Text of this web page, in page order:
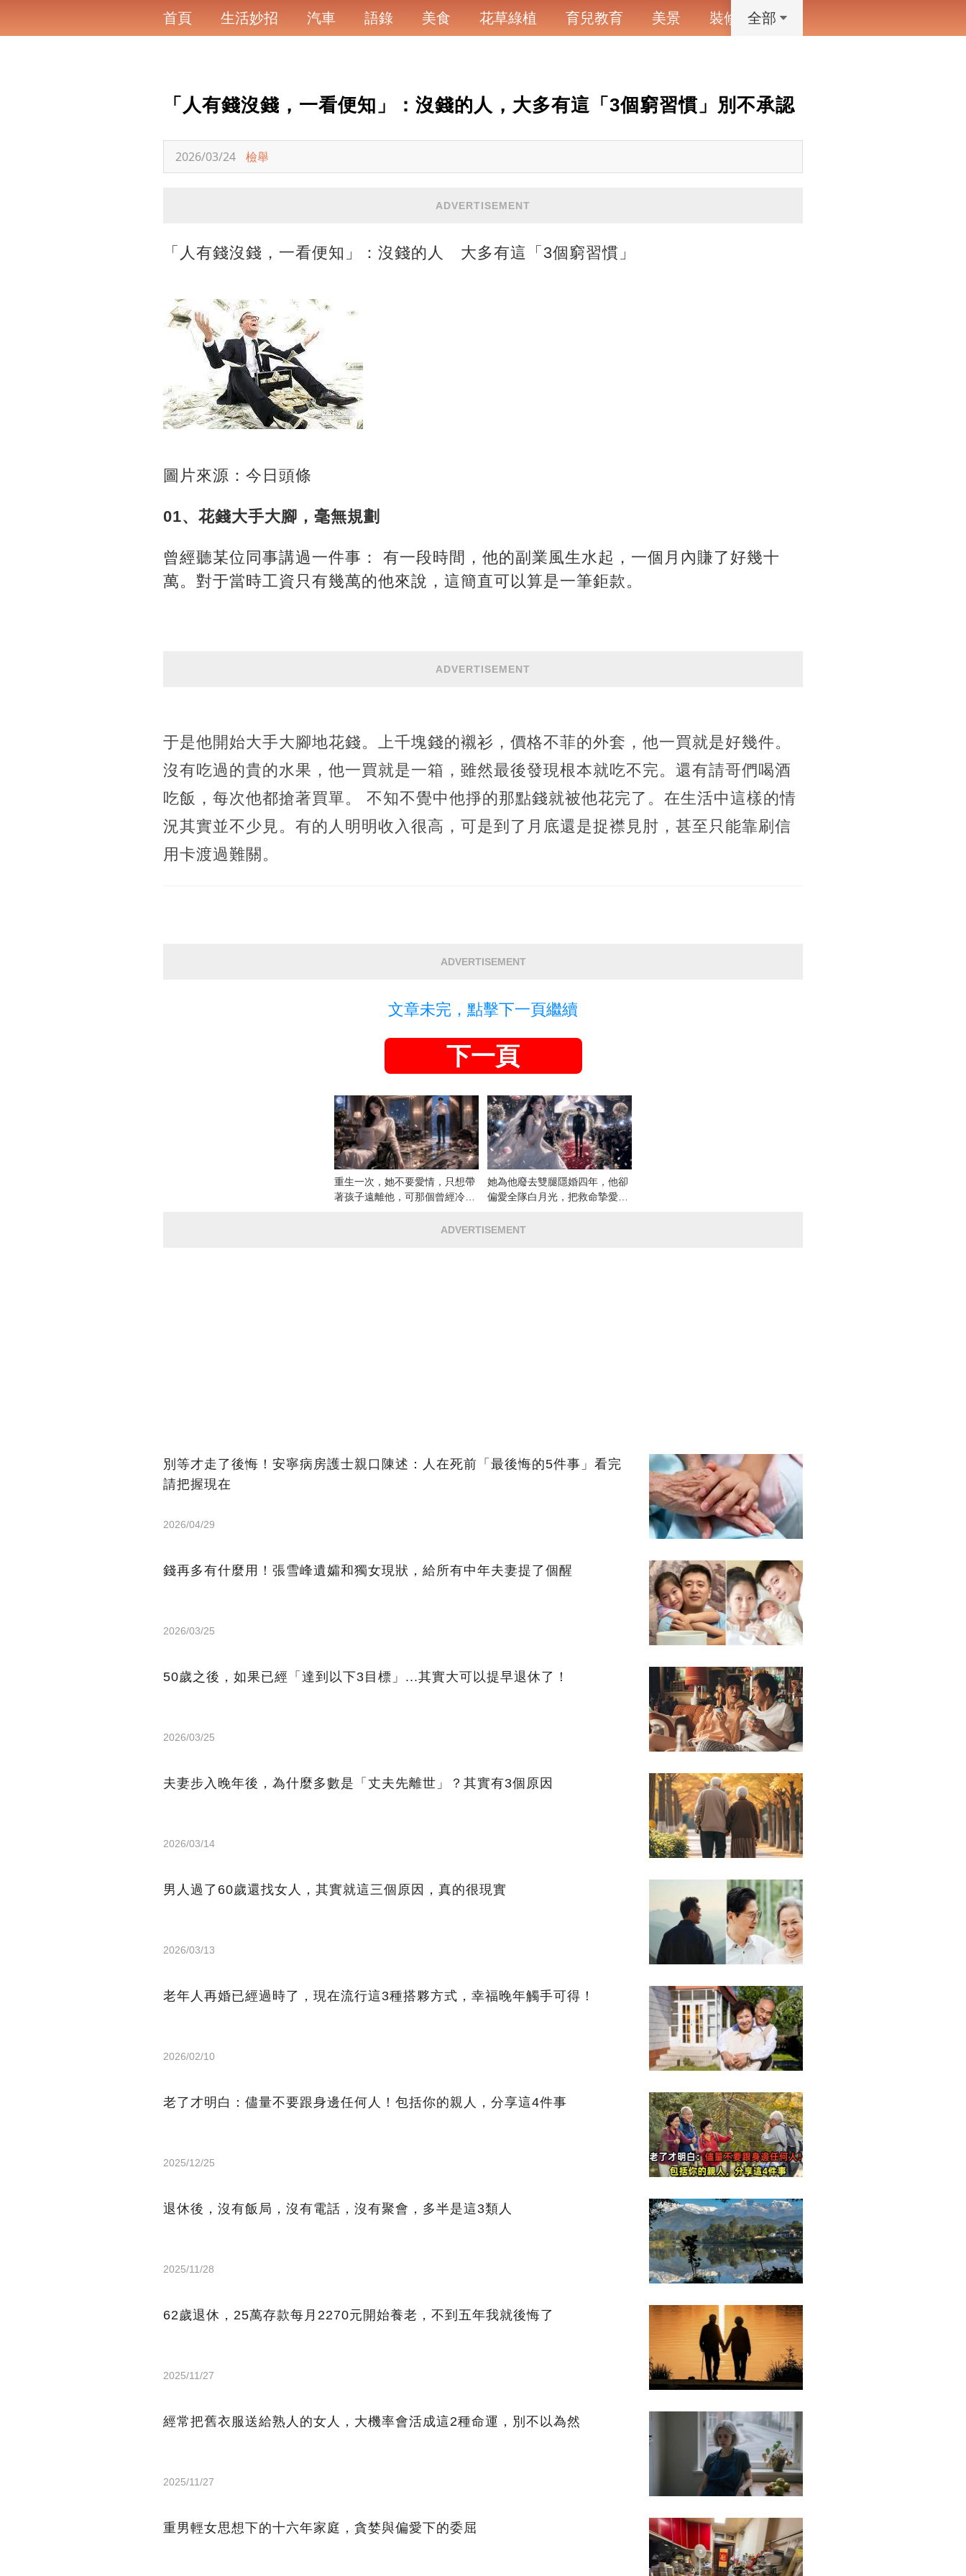
首頁 生活妙招 汽車 語錄 美食 花草綠植 育兒教育 美景 裝修 寵物
全部
「人有錢沒錢，一看便知」：沒錢的人，大多有這「3個窮習慣」別不承認
2026/03/24 檢舉
ADVERTISEMENT
「人有錢沒錢，一看便知」：沒錢的人 大多有這「3個窮習慣」
圖片來源：今日頭條
01、花錢大手大腳， 毫無規劃
曾經聽某位同事講過一件事： 有一段時間，他的副業風生水起，一個月內賺了好幾十
萬。對于當時工資只有幾萬的他來說，這簡直可以算是一筆鉅款。
ADVERTISEMENT
于是他開始大手大腳地花錢。上千塊錢的襯衫，價格不菲的外套，他一買就是好幾件。
沒有吃過的貴的水果，他一買就是一箱，雖然最後發現根本就吃不完。還有請哥們喝酒
吃飯，每次他都搶著買單。 不知不覺中他掙的那點錢就被他花完了。在生活中這樣的情
況其實並不少見。有的人明明收入很高，可是到了月底還是捉襟見肘，甚至只能靠刷信
用卡渡過難關。
ADVERTISEMENT
文章未完，點擊下一頁繼續
下一頁
重生一次，她不要愛情，只想帶
著孩子遠離他，可那個曾經冷漠
她為他廢去雙腿隱婚四年，他卻
偏愛全隊白月光，把救命摯愛當
ADVERTISEMENT
別等才走了後悔！安寧病房護士親口陳述：人在死前「最後悔的5件事」看完
請把握現在
2026/04/29
錢再多有什麼用！張雪峰遺孀和獨女現狀，給所有中年夫妻提了個醒
2026/03/25
50歲之後，如果已經「達到以下3目標」...其實大可以提早退休了！
2026/03/25
夫妻步入晚年後，為什麼多數是「丈夫先離世」？其實有3個原因
2026/03/14
男人過了60歲還找女人，其實就這三個原因，真的很現實
2026/03/13
老年人再婚已經過時了，現在流行這3種搭夥方式，幸福晚年觸手可得！
2026/02/10
老了才明白：儘量不要跟身邊任何人！包括你的親人，分享這4件事
2025/12/25
退休後，沒有飯局，沒有電話，沒有聚會，多半是這3類人
2025/11/28
62歲退休，25萬存款每月2270元開始養老，不到五年我就後悔了
2025/11/27
經常把舊衣服送給熟人的女人，大機率會活成這2種命運，別不以為然
2025/11/27
重男輕女思想下的十六年家庭，貪婪與偏愛下的委屈​